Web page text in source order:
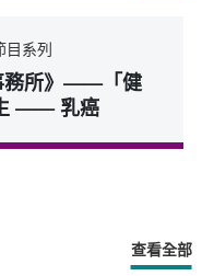
目系列
務所》——「健
—— 乳癌
查看全部